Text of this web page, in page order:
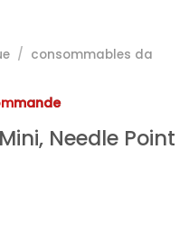
/ consommables da
Needle Point